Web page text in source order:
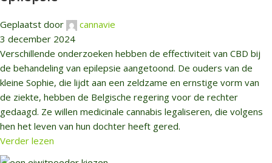
Geplaatst door
cannavie
3 december 2024
Verschillende onderzoeken hebben de effectiviteit van CBD bij
de behandeling van epilepsie aangetoond. De ouders van de
kleine Sophie, die lijdt aan een zeldzame en ernstige vorm van
de ziekte, hebben de Belgische regering voor de rechter
gedaagd. Ze willen medicinale cannabis legaliseren, die volgens
hen het leven van hun dochter heeft gered.
Verder lezen